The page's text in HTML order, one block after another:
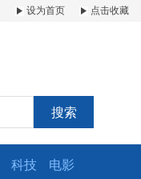
设为首页 点击收藏
搜索
科技 电影